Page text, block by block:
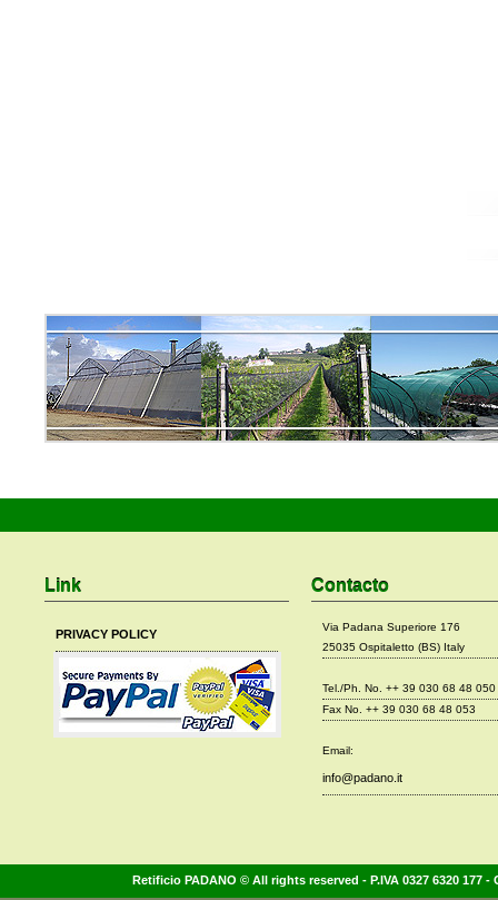
Link
PRIVACY POLICY
Contacto
Via Padana Superiore 176
25035 Ospitaletto (BS) Italy
Tel./Ph. No. ++ 39 030 68 48 050
Fax No. ++ 39 030 68 48 053
Email:
info@padano.it
Retificio PADANO © All rights reserved - P.IVA 0327 6320 177 -